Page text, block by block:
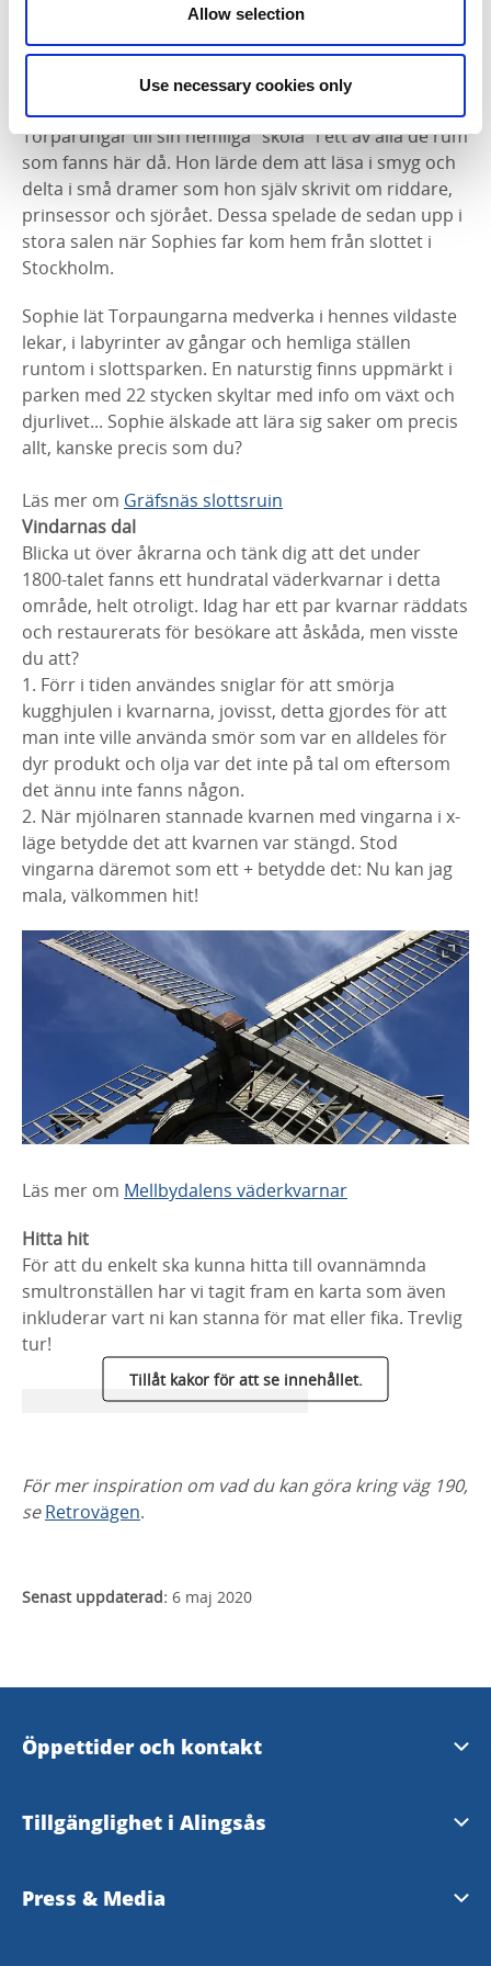
Allow selection
Use necessary cookies only
ruinens tjocka stenväggar... för här bodde det
Sophie Zelow som föddes på Gräfsnäs slott.
Året var 1803 och Sophie lät i smyg bjuda in
Torparungar till sin hemliga "skola" i ett av alla de rum
som fanns här då. Hon lärde dem att läsa i smyg och
delta i små dramer som hon själv skrivit om riddare,
prinsessor och sjörået. Dessa spelade de sedan upp i
stora salen när Sophies far kom hem från slottet i
Stockholm.
Sophie lät Torpaungarna medverka i hennes vildaste
lekar, i labyrinter av gångar och hemliga ställen
runtom i slottsparken. En naturstig finns uppmärkt i
parken med 22 stycken skyltar med info om växt och
djurlivet... Sophie älskade att lära sig saker om precis
allt, kanske precis som du?
Läs mer om Gräfsnäs slottsruin
Vindarnas dal
Blicka ut över åkrarna och tänk dig att det under
1800-talet fanns ett hundratal väderkvarnar i detta
område, helt otroligt. Idag har ett par kvarnar räddats
och restaurerats för besökare att åskåda, men visste
du att?
1. Förr i tiden användes sniglar för att smörja
kugghjulen i kvarnarna, jovisst, detta gjordes för att
man inte ville använda smör som var en alldeles för
dyr produkt och olja var det inte på tal om eftersom
det ännu inte fanns någon.
2. När mjölnaren stannade kvarnen med vingarna i x-
läge betydde det att kvarnen var stängd. Stod
vingarna däremot som ett + betydde det: Nu kan jag
mala, välkommen hit!
Läs mer om Mellbydalens väderkvarnar
Hitta hit
För att du enkelt ska kunna hitta till ovannämnda
smultronställen har vi tagit fram en karta som även
inkluderar vart ni kan stanna för mat eller fika. Trevlig
tur!
Tillåt kakor för att se innehållet.
För mer inspiration om vad du kan göra kring väg 190,
se Retrovägen.
Senast uppdaterad: 6 maj 2020
Öppettider och kontakt
Öppettider och kontakt
Tillgänglighet i Alingsås
Tillgänglighetsguide - TD
Press & Media